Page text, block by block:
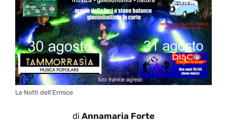
Le Notti dell’Ermice
di Annamaria Forte